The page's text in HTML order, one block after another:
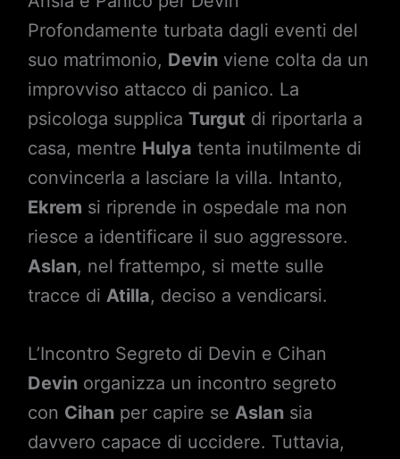
Profondamente turbata dagli eventi del
suo matrimonio, Devinviene colta da un
improvviso attacco di panico. La
psicologa supplica Turgut di riportarla a
casa, mentre Hulya tenta inutilmente di
convincerla a lasciare la villa. Intanto,
Ekrem si riprende in ospedale ma non
riesce a identificare il suo aggressore.
Aslan, nel frattempo, si mette sulle
tracce di Atilla, deciso a vendicarsi.
L’Incontro Segreto di Devin e Cihan
Devinorganizza un incontro segreto
con Cihanper capire se Aslansia
davvero capace di uccidere. Tuttavia,